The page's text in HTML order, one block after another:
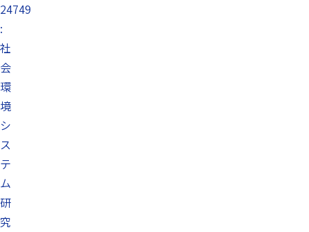
24749
:
社
会
環
境
シ
ス
テ
ム
研
究